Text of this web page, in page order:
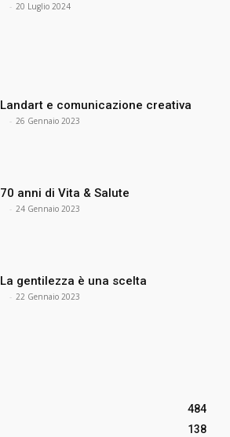
- 20 Luglio 2024
Landart e comunicazione creativa
- 26 Gennaio 2023
70 anni di Vita & Salute
- 24 Gennaio 2023
La gentilezza è una scelta
- 22 Gennaio 2023
484
138